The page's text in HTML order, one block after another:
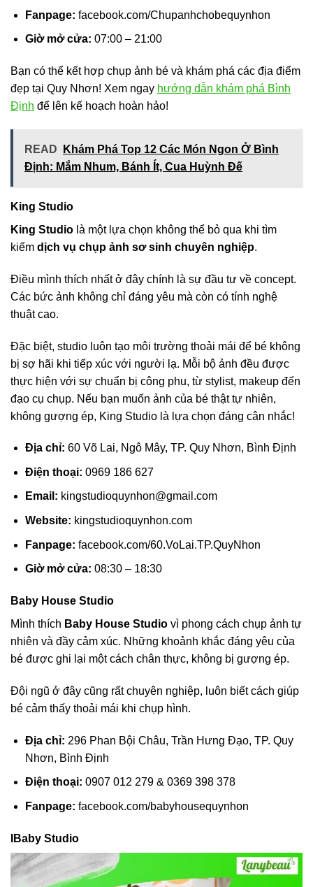
Fanpage: facebook.com/Chupanhchobequynhon
Giờ mở cửa: 07:00 – 21:00
Bạn có thể kết hợp chụp ảnh bé và khám phá các địa điểm
đẹp tại Quy Nhơn! Xem ngay hướng dẫn khám phá Bình
Định để lên kế hoạch hoàn hảo!
READ
Khám Phá Top 12 Các Món Ngon Ở Bình
Định: Mắm Nhum, Bánh Ít, Cua Huỳnh Đế
King Studio
King Studio là một lựa chọn không thể bỏ qua khi tìm
kiếm dịch vụ chụp ảnh sơ sinh chuyên nghiệp.
Điều mình thích nhất ở đây chính là sự đầu tư về concept.
Các bức ảnh không chỉ đáng yêu mà còn có tính nghệ
thuật cao.
Đặc biệt, studio luôn tạo môi trường thoải mái để bé không
bị sợ hãi khi tiếp xúc với người lạ. Mỗi bộ ảnh đều được
thực hiện với sự chuẩn bị công phu, từ stylist, makeup đến
đạo cụ chụp. Nếu bạn muốn ảnh của bé thật tự nhiên,
không gượng ép, King Studio là lựa chọn đáng cân nhắc!
Địa chỉ: 60 Võ Lai, Ngô Mây, TP. Quy Nhơn, Bình Định
Điện thoại: 0969 186 627
Email: kingstudioquynhon@gmail.com
Website: kingstudioquynhon.com
Fanpage: facebook.com/60.VoLai.TP.QuyNhon
Giờ mở cửa: 08:30 – 18:30
Baby House Studio
Mình thích Baby House Studio vì phong cách chụp ảnh tự
nhiên và đầy cảm xúc. Những khoảnh khắc đáng yêu của
bé được ghi lại một cách chân thực, không bị gượng ép.
Đội ngũ ở đây cũng rất chuyên nghiệp, luôn biết cách giúp
bé cảm thấy thoải mái khi chụp hình.
Địa chỉ: 296 Phan Bội Châu, Trần Hưng Đạo, TP. Quy
Nhơn, Bình Định
Điện thoại: 0907 012 279 & 0369 398 378
Fanpage: facebook.com/babyhousequynhon
IBaby Studio